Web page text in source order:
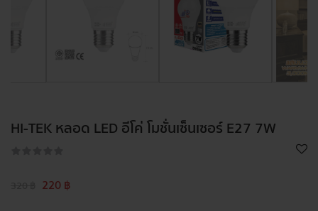
HI-TEK หลอด LED อีโค่ โมชั่นเซ็นเซอร์ E27 7W
220 ฿